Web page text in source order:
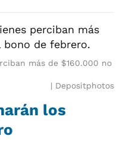
más de $160.000 no
Depositphotos
los